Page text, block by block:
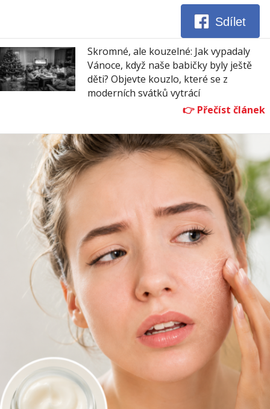
Sdílet
Skromné, ale kouzelné: Jak vypadaly
Vánoce, když naše babičky byly ještě
děti? Objevte kouzlo, které se z
moderních svátků vytrácí